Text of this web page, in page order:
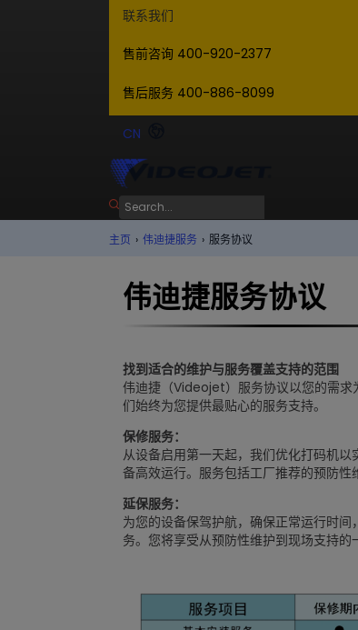
联系我们
售前咨询 400-920-2377
售后服务 400-886-8099
CN
主页 › 伟迪捷服务 › 服务协议
伟迪捷服务协议
找到适合的维护与服务覆盖支持的范围
伟迪捷（Videojet）服务协议以您的需求
们始终为您提供最贴心的服务支持。
保修服务：
从设备启用第一天起，我们优化打码机
备高效运行。服务包括工厂推荐的预防性
延保服务：
为您的设备保驾护航，确保正常运行时
务。您将享受从预防性维护到现场支持的